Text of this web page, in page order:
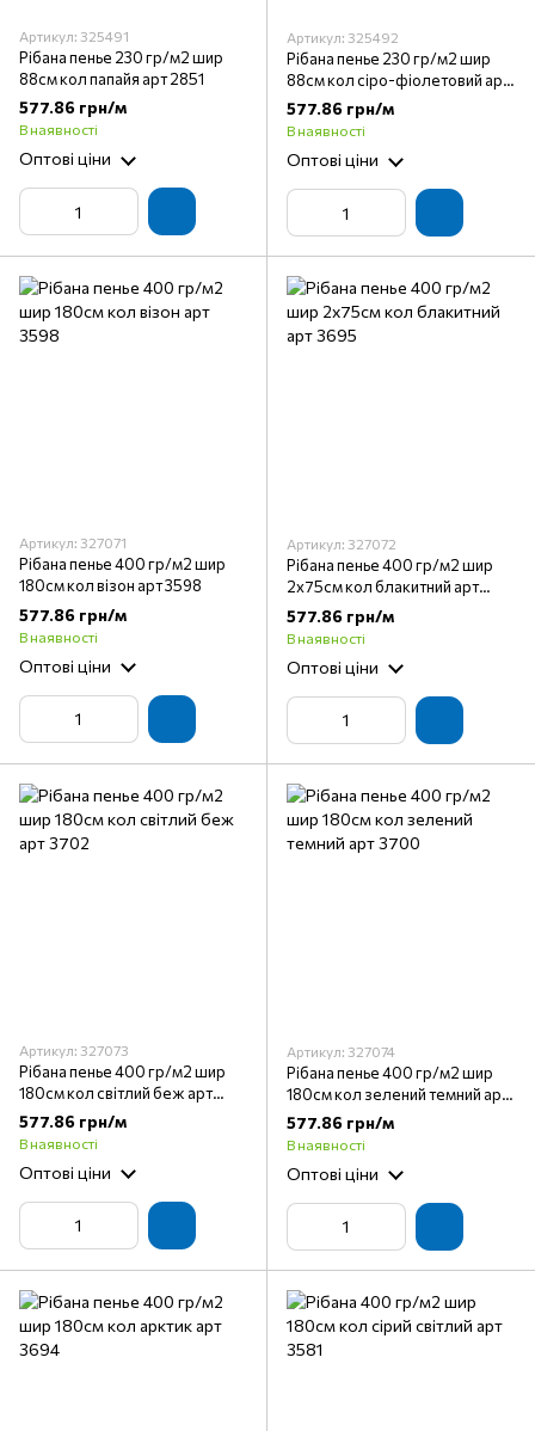
Артикул: 325491
Рібана пенье 230 гр/м2 шир
88см кол папайя арт 2851
577.86 грн/м
В наявності
Оптові ціни
Артикул: 325492
Рібана пенье 230 гр/м2 шир
88см кол сіро-фіолетовий арт
2859
577.86 грн/м
В наявності
Оптові ціни
Артикул: 327071
Рібана пенье 400 гр/м2 шир
180см кол візон арт 3598
577.86 грн/м
В наявності
Оптові ціни
Артикул: 327072
Рібана пенье 400 гр/м2 шир
2х75см кол блакитний арт
3695
577.86 грн/м
В наявності
Оптові ціни
Артикул: 327073
Рібана пенье 400 гр/м2 шир
180см кол світлий беж арт
3702
577.86 грн/м
В наявності
Оптові ціни
Артикул: 327074
Рібана пенье 400 гр/м2 шир
180см кол зелений темний арт
3700
577.86 грн/м
В наявності
Оптові ціни